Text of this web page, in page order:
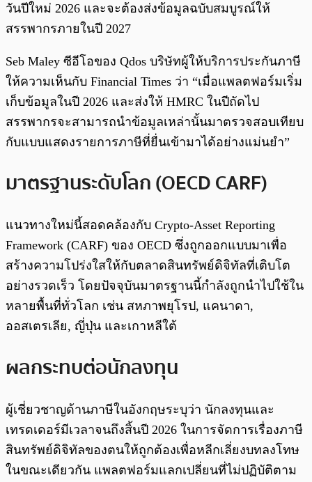
วันปีใหม่ 2026 และจะต้องส่งข้อมูลฉบับสมบูรณ์ให้
สรรพากรภายในปี 2027
Seb Maley ซีอีโอของ Qdos บริษัทผู้ให้บริการประกันภาษี
ให้ความเห็นกับ Financial Times ว่า “เมื่อแพลตฟอร์มเริ่ม
เก็บข้อมูลในปี 2026 และส่งให้ HMRC ในปีถัดไป
สรรพากรจะสามารถนำข้อมูลเหล่านั้นมาตรวจสอบเทียบ
กับแบบแสดงรายการภาษีที่ยื่นเข้ามาได้อย่างแม่นยำ”
มาตรฐานระดับโลก (OECD CARF)
แนวทางใหม่นี้สอดคล้องกับ Crypto-Asset Reporting
Framework (CARF) ของ OECD ซึ่งถูกออกแบบมาเพื่อ
สร้างความโปร่งใสให้กับตลาดสินทรัพย์ดิจิทัลที่เติบโต
อย่างรวดเร็ว โดยปัจจุบันมาตรฐานนี้กำลังถูกนำไปใช้ใน
หลายพื้นที่ทั่วโลก เช่น สหภาพยุโรป, แคนาดา,
ออสเตรเลีย, ญี่ปุ่น และเกาหลีใต้
ผลกระทบต่อนักลงทุน
ผู้เชี่ยวชาญด้านภาษีในอังกฤษระบุว่า นักลงทุนและ
เทรดเดอร์มีเวลาจนถึงสิ้นปี 2026 ในการจัดการเรื่องภาษี
สินทรัพย์ดิจิทัลของตนให้ถูกต้องเพื่อหลีกเลี่ยงบทลงโทษ
ในขณะเดียวกัน แพลตฟอร์มแลกเปลี่ยนที่ไม่ปฏิบัติตาม